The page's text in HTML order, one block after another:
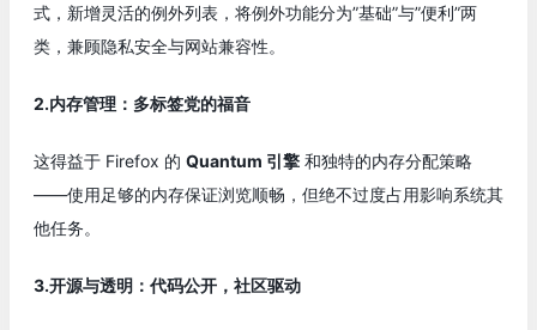
式，新增灵活的例外列表，将例外功能分为”基础”与”便利”两
类，兼顾隐私安全与网站兼容性。
2.内存管理：多标签党的福音
这得益于 Firefox 的 Quantum 引擎 和独特的内存分配策略
——使用足够的内存保证浏览顺畅，但绝不过度占用影响系统其
他任务。
3.开源与透明：代码公开，社区驱动